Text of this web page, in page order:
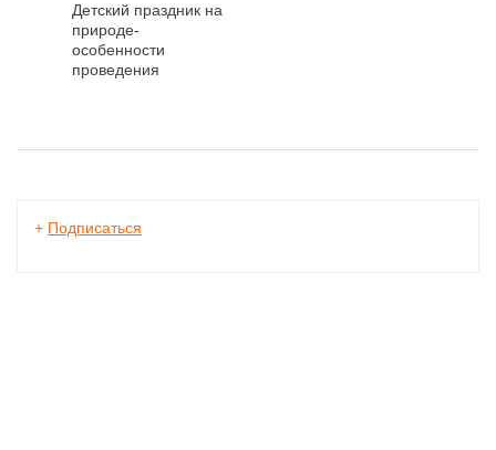
Детский праздник на
природе-
особенности
проведения
+ Подписаться